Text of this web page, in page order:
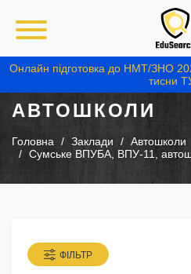
Онлайн підготовка до НМТ/ЗНО
тисни
АВТОШКОЛИ
Головна Заклади
Автошколи
Сумське ВПУБА, ВПУ-11,
ФІЛЬТР